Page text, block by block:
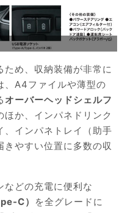
ため、収納装備が非常に
、A4ファイルや薄型の
オーバーヘッドシェルフ
か、インパネドリンク
、インパネトレイ（助手
きやすい位置に多数の収
などの充電に便利な
C）
を全グレードに